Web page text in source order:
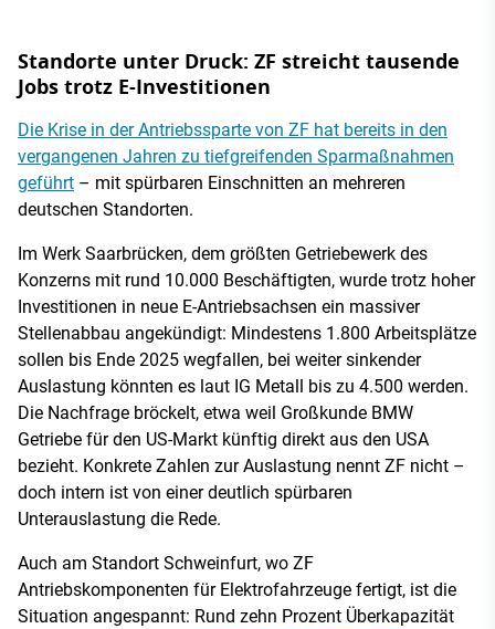
Standorte unter Druck: ZF streicht tausende
Jobs trotz E-Investitionen
Die Krise in der Antriebssparte von ZF hat bereits in den
vergangenen Jahren zu tiefgreifenden Sparmaßnahmen
geführt – mit spürbaren Einschnitten an mehreren
deutschen Standorten.
Im Werk Saarbrücken, dem größten Getriebewerk des
Konzerns mit rund 10.000 Beschäftigten, wurde trotz hoher
Investitionen in neue E-Antriebsachsen ein massiver
Stellenabbau angekündigt: Mindestens 1.800 Arbeitsplätze
sollen bis Ende 2025 wegfallen, bei weiter sinkender
Auslastung könnten es laut IG Metall bis zu 4.500 werden.
Die Nachfrage bröckelt, etwa weil Großkunde BMW
Getriebe für den US-Markt künftig direkt aus den USA
bezieht. Konkrete Zahlen zur Auslastung nennt ZF nicht –
doch intern ist von einer deutlich spürbaren
Unterauslastung die Rede.
Auch am Standort Schweinfurt, wo ZF
Antriebskomponenten für Elektrofahrzeuge fertigt, ist die
Situation angespannt: Rund zehn Prozent Überkapazität